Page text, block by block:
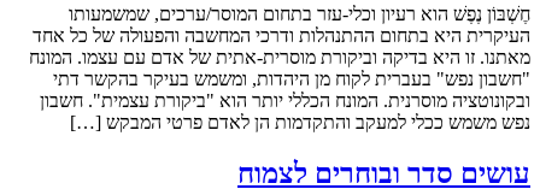
חֶשְׁבּוֹן נֶפֶשׁ הוא רעיון וכלי-עזר בתחום המוסר/ערכים, שמשמעותו
העיקרית היא בתחום ההתנהלות ודרכי המחשבה והפעולה של כל אחד
מאתנו. זו היא בדיקה וביקורת מוסרית-אתית של אדם עם עצמו. המונח
"חשבון נפש" בעברית לקוח מן היהדות, ומשמש בעיקר בהקשר דתי
ובקונוטציה מוסרנית. המונח הכללי יותר הוא "ביקורת עצמית". חשבון
נפש משמש ככלי למעקב והתקדמות הן לאדם פרטי המבקש […]
עושים סדר ובוחרים לצמוח